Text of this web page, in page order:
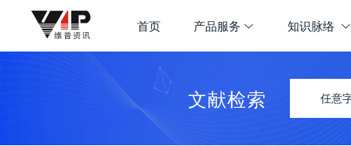
首页 产品服务 知识脉络
文献检索 任意